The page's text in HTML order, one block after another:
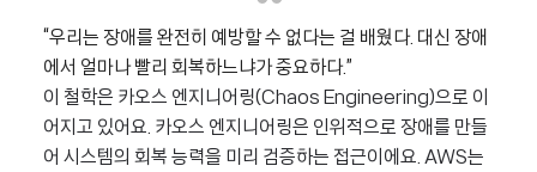
“우리는 장애를 완전히 예방할 수 없다는 걸 배웠다. 대신 장애
에서 얼마나 빨리 회복하느냐가 중요하다.”
이 철학은 카오스 엔지니어링(Chaos Engineering)으로 이
어지고 있어요. 카오스 엔지니어링은 인위적으로 장애를 만들
어 시스템의 회복 능력을 미리 검증하는 접근이에요. AWS는